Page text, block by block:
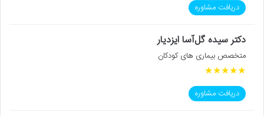
دریافت مشاوره
دکتر سیده گل‌آسا ایزدیار
متخصص بیماری های کودکان
★
★
★
★
★
دریافت مشاوره